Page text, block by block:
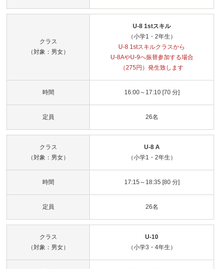
クラス
（対象：男女）
U-8 1stスキル
（小学1・2年生）
U-8 1stスキルクラスから
U-8AやU-9へ振替参加する場合
（275円）発生致します
時間 16:00～17:10 [70 分]
定員 26名
クラス
（対象：男女）
U-8 A
（小学1・2年生）
時間 17:15～18:35 [80 分]
定員 26名
クラス
（対象：男女）
U-10
（小学3・4年生）